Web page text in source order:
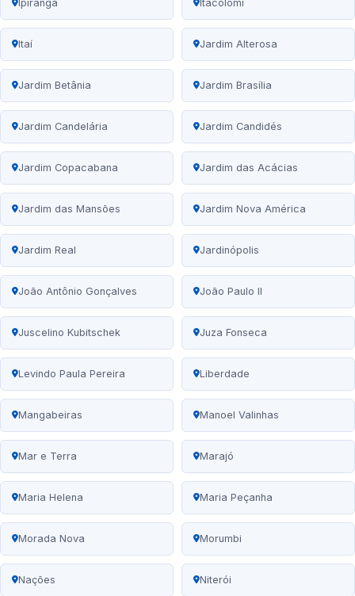
Ipiranga Itacolomi
Itaí Jardim Alterosa
Jardim Betânia Jardim Brasília
Jardim Candelária Jardim Candidés
Jardim Copacabana Jardim das Acácias
Jardim das Mansões Jardim Nova América
Jardim Real Jardinópolis
João Antônio Gonçalves João Paulo II
Juscelino Kubitschek Juza Fonseca
Levindo Paula Pereira Liberdade
Mangabeiras Manoel Valinhas
Mar e Terra Marajó
Maria Helena Maria Peçanha
Morada Nova Morumbi
Nações Niterói